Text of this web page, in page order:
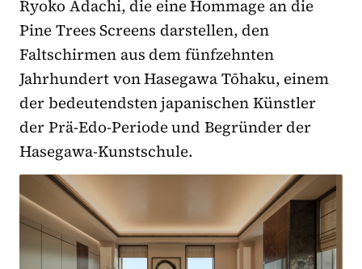
Ryoko Adachi, die eine Hommage an die
Pine Trees Screens darstellen, den
Faltschirmen aus dem fünfzehnten
Jahrhundert von Hasegawa Tōhaku, einem
der bedeutendsten japanischen Künstler
der Prä-Edo-Periode und Begründer der
Hasegawa-Kunstschule.